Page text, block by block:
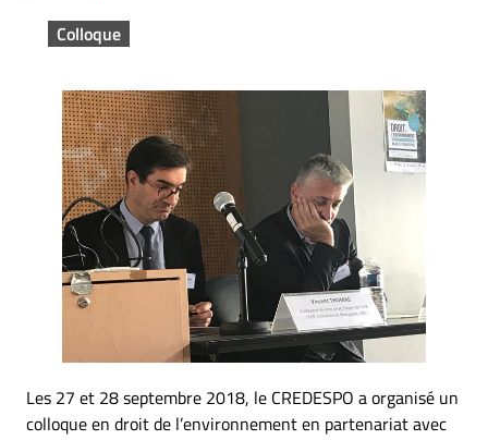
Colloque
Les 27 et 28 septembre 2018, le CREDESPO a organisé un
colloque en droit de l’environnement en partenariat avec